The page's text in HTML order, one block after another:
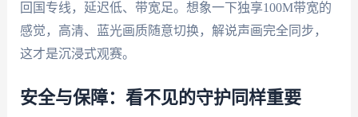
回国专线，延迟低、带宽足。想象一下独享100M带宽的
感觉，高清、蓝光画质随意切换，解说声画完全同步，
这才是沉浸式观赛。
安全与保障：看不见的守护同样重要